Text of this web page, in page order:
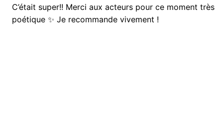
C’était super!! Merci aux acteurs pour ce moment très
poétique ✨ Je recommande vivement !